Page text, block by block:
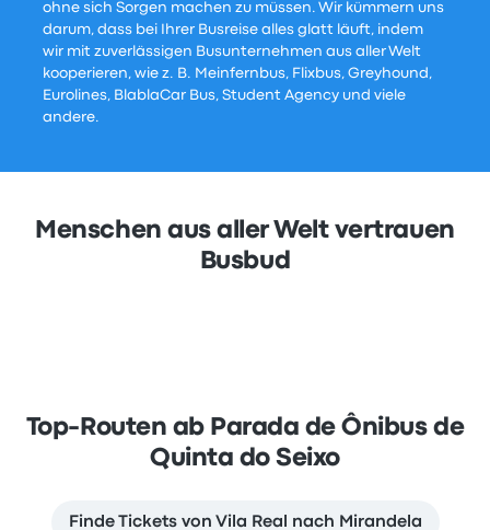
ohne sich Sorgen machen zu müssen. Wir kümmern uns
darum, dass bei Ihrer Busreise alles glatt läuft, indem
wir mit zuverlässigen Busunternehmen aus aller Welt
kooperieren, wie z. B. Meinfernbus, Flixbus, Greyhound,
Eurolines, BlablaCar Bus, Student Agency und viele
andere.
Menschen aus aller Welt vertrauen
Busbud
Top-Routen ab Parada de Ônibus de
Quinta do Seixo
Finde Tickets von Vila Real nach Mirandela